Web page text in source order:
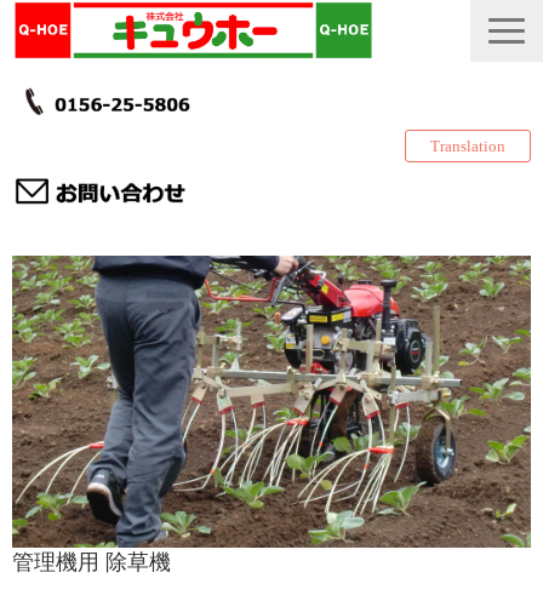
Translation
TOP
カタログ・冊子 DL
説明書
製品一覧
会社情報
採用情報
更新履歴
管理機用 除草機